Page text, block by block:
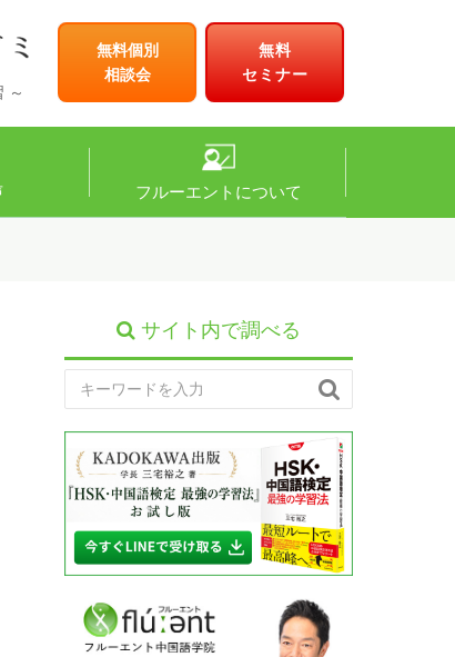
～
無料個別
相談会
無料
セミナー
フルーエントについて
サイト内で調べる
